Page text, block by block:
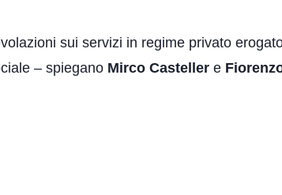
sui servizi in regime privato
– spiegano Mirco Casteller e